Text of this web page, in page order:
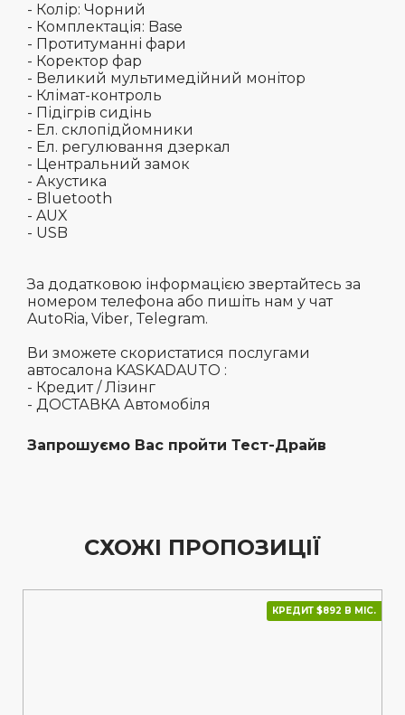
- Колір: Чорний
- Комплектація: Base
- Протитуманні фари
- Коректор фар
- Великий мультимедійний монітор
- Клімат-контроль
- Підігрів сидінь
- Ел. склопідйомники
- Ел. регулювання дзеркал
- Центральний замок
- Акустика
- Bluetooth
- AUX
- USB
За додатковою інформацією звертайтесь за
номером телефона або пишіть нам у чат
AutoRia, Viber, Telegram.
Ви зможете скористатися послугами
автосалона KASKADAUTO :
- Кредит / Лізинг
- ДОСТАВКА Автомобіля
Запрошуємо Вас пройти Тест-Драйв
СХОЖІ ПРОПОЗИЦІЇ
КРЕДИТ $892 В МІС.